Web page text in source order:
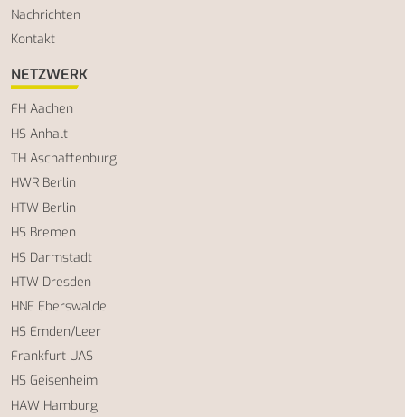
Nachrichten
Kontakt
NETZWERK
FH Aachen
HS Anhalt
TH Aschaffenburg
HWR Berlin
HTW Berlin
HS Bremen
HS Darmstadt
HTW Dresden
HNE Eberswalde
HS Emden/Leer
Frankfurt UAS
HS Geisenheim
HAW Hamburg